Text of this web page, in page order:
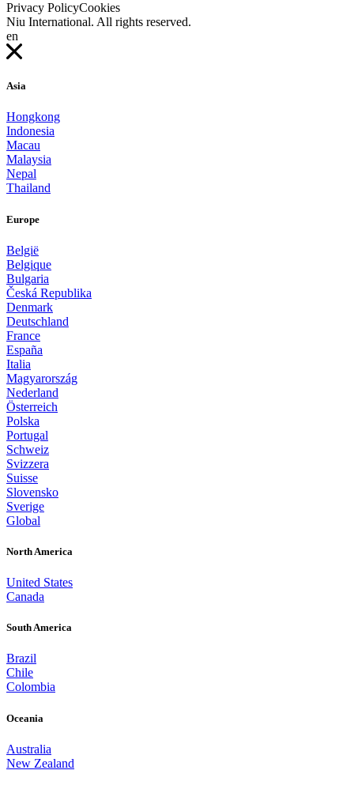
Privacy PolicyCookies
Niu International. All rights reserved.
en
Asia
Hongkong
Indonesia
Macau
Malaysia
Nepal
Thailand
Europe
België
Belgique
Bulgaria
Česká Republika
Denmark
Deutschland
France
España
Italia
Magyarország
Nederland
Österreich
Polska
Portugal
Schweiz
Svizzera
Suisse
Slovensko
Sverige
Global
North America
United States
Canada
South America
Brazil
Chile
Colombia
Oceania
Australia
New Zealand